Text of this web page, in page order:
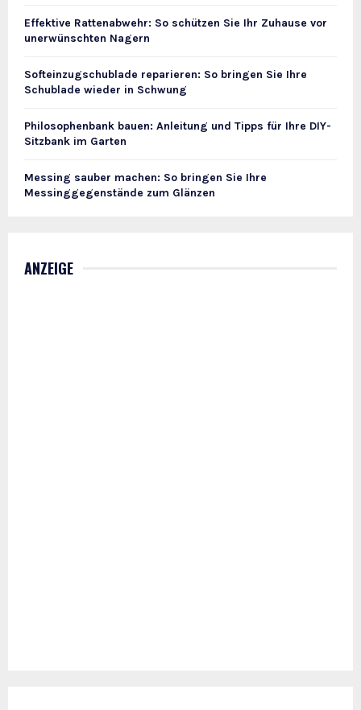
Effektive Rattenabwehr: So schützen Sie Ihr Zuhause vor
unerwünschten Nagern
Softeinzugschublade reparieren: So bringen Sie Ihre
Schublade wieder in Schwung
Philosophenbank bauen: Anleitung und Tipps für Ihre DIY-
Sitzbank im Garten
Messing sauber machen: So bringen Sie Ihre
Messinggegenstände zum Glänzen
ANZEIGE